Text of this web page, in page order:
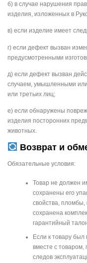
б) в случае нарушения
изделия, изложенных в
в) если изделие имеет
г) если дефект вызван
предусмотренными
д) если дефект вызван
случаем, умышленными
или третьих лиц;
е) если обнаружены
изделия посторонних
животных.
Возврат и
Обязательные условия:
Товар не должен
сохранены его
свойства,
сохранена
гарантийный
Если к товару
вместе с товаром,
следов